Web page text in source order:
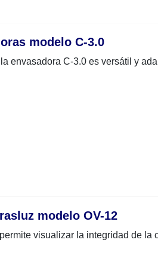
modelo C-3.0
envasadora C-3.0 es versátil y
modelo OV-12
visualizar la integridad de la